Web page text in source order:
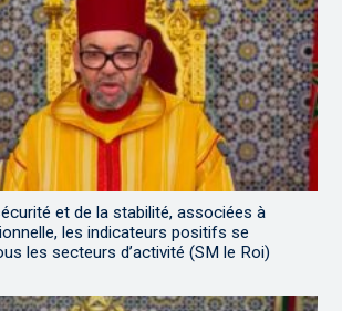
et de la stabilité, associées à
les indicateurs positifs se
les secteurs d’activité (SM le Roi)